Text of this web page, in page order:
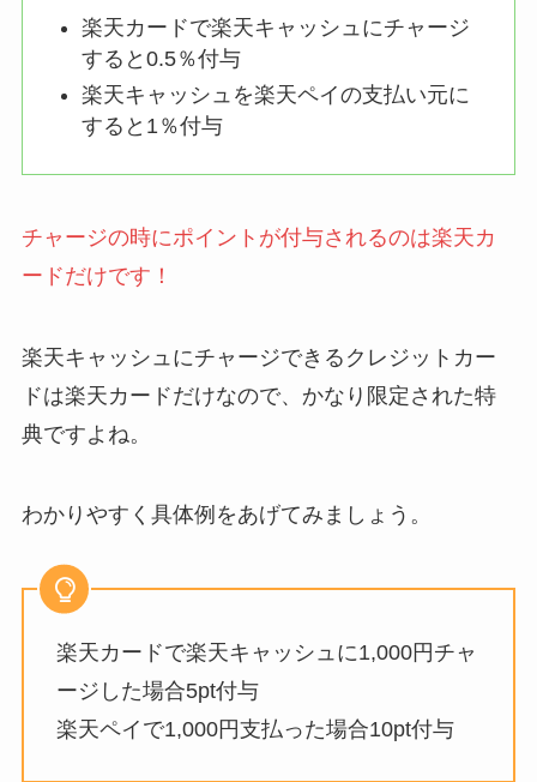
楽天カードで楽天キャッシュにチャージ
すると0.5％付与
楽天キャッシュを楽天ペイの支払い元に
すると1％付与
チャージの時にポイントが付与されるのは楽天カ
ードだけです！
楽天キャッシュにチャージできるクレジットカー
ドは楽天カードだけなので、かなり限定された特
典ですよね。
わかりやすく具体例をあげてみましょう。
楽天カードで楽天キャッシュに1,000円チャ
ージした場合5pt付与
楽天ペイで1,000円支払った場合10pt付与